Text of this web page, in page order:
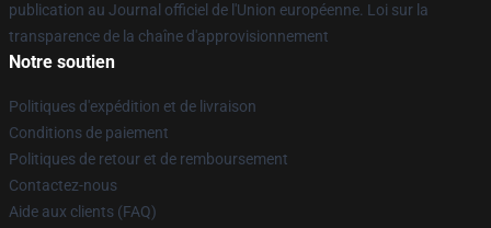
publication au Journal officiel de l'Union européenne. Loi sur la
transparence de la chaîne d'approvisionnement
Notre soutien
Politiques d'expédition et de livraison
Conditions de paiement
Politiques de retour et de remboursement
Contactez-nous
Aide aux clients (FAQ)